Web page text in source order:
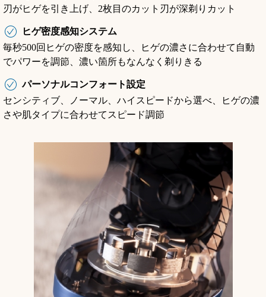
刃がヒゲを引き上げ、2枚目のカット刃が深剃りカット
ヒゲ密度感知システム
毎秒500回ヒゲの密度を感知し、ヒゲの濃さに合わせて自動
でパワーを調節、濃い箇所もなんなく剃りきる
パーソナルコンフォート設定
センシティブ、ノーマル、ハイスピードから選べ、ヒゲの濃
さや肌タイプに合わせてスピード調節